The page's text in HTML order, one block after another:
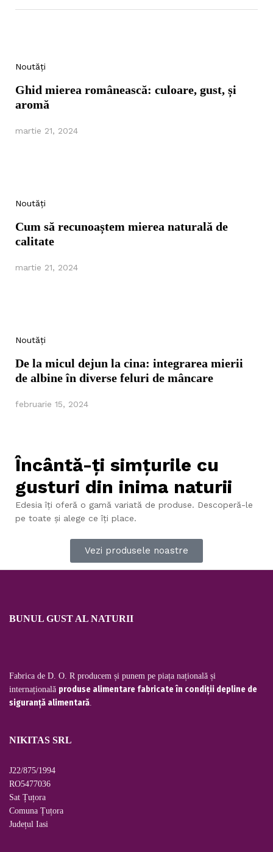
Noutăți
Ghid mierea românească: culoare, gust, și
aromă
martie 21, 2024
Noutăți
Cum să recunoaștem mierea naturală de
calitate
martie 21, 2024
Noutăți
De la micul dejun la cina: integrarea mierii
de albine în diverse feluri de mâncare
februarie 15, 2024
Încântă-ți simțurile cu
gusturi din inima naturii
Edesia îți oferă o gamă variată de produse. Descoperă-le
pe toate și alege ce îți place.
Vezi produsele noastre
BUNUL GUST AL NATURII
Fabrica de D. O. R producem și punem pe piața națională și
internațională produse alimentare fabricate în condiții depline de
siguranță alimentară.
NIKITAS SRL
J22/875/1994
RO5477036
Sat Țuțora
Comuna Țuțora
Județul Iasi